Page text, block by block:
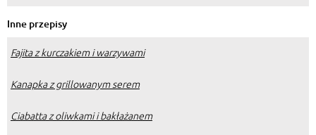
Inne przepisy
Fajita z kurczakiem i warzywami
Kanapka z grillowanym serem
Ciabatta z oliwkami i bakłażanem